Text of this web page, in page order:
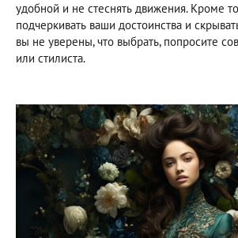
удобной и не стеснять движения. Кроме
подчеркивать ваши достоинства и
вы не уверены, что выбрать, попросите
или стилиста.